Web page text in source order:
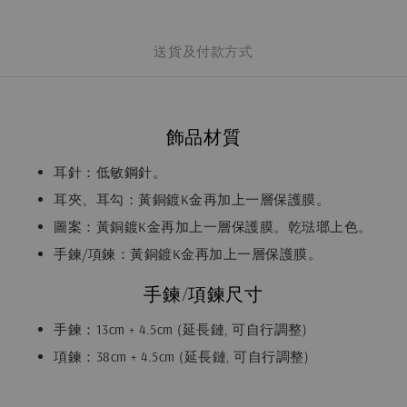
送貨及付款方式
飾品材質
耳針：低敏鋼針。
耳夾、耳勾：黃銅鍍K金再加上一層保護膜。
圖案：黃銅鍍K金再加上一層保護膜。乾琺瑯上色。
手鍊/項鍊：黃銅鍍K金再加上一層保護膜。
手鍊/項鍊尺寸
手鍊：13cm + 4.5cm (延長鏈, 可自行調整)
項鍊：38cm + 4.5cm (延長鏈, 可自行調整)